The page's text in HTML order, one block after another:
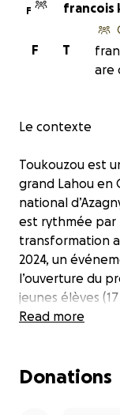
F francois
T
F
are
Le contexte
Toukouzou est
grand Lahou en
national
est rythmée par
transformation
2024, un
l’ouverture du
jeunes élèves
nouveau est né.
conditions
Read more
Donations